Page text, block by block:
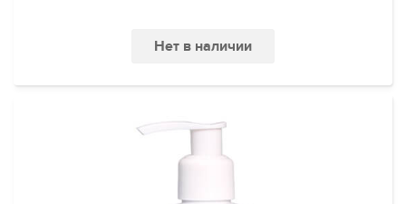
Нет в наличии